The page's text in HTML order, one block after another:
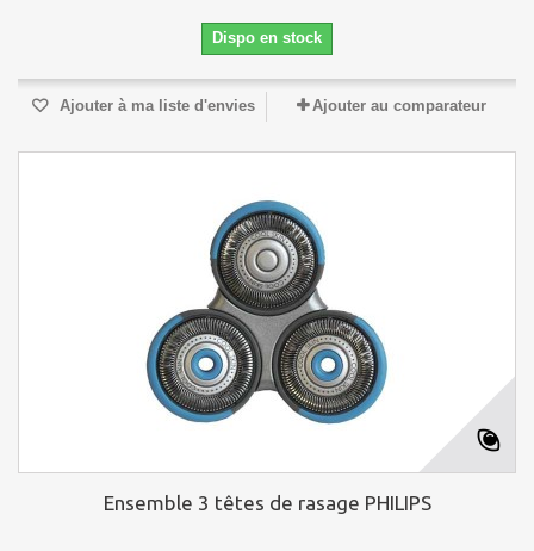
Dispo en stock
Ajouter à ma liste d'envies Ajouter au comparateur
Ensemble 3 têtes de rasage PHILIPS